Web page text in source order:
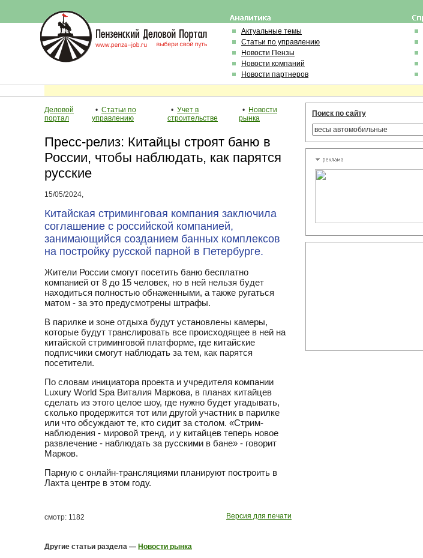
Актуальные темы
Статьи по управлению
Новости Пензы
Новости компаний
Новости партнеров
Деловой
портал
• Статьи по
управлению
• Учет в
строительстве
• Новости
рынка
Пресс-релиз: Китайцы строят баню в
России, чтобы наблюдать, как парятся
русские
15/05/2024,
Китайская стриминговая компания заключила
соглашение с российской компанией,
занимающийся созданием банных комплексов
на постройку русской парной в Петербурге.
Жители России смогут посетить баню бесплатно
компанией от 8 до 15 человек, но в ней нельзя будет
находиться полностью обнаженными, а также ругаться
матом - за это предусмотрены штрафы.
В парилке и зоне отдыха будут установлены камеры,
которые будут транслировать все происходящее в ней на
китайской стриминговой платформе, где китайские
подписчики смогут наблюдать за тем, как парятся
посетители.
По словам инициатора проекта и учредителя компании
Luxury World Spa Виталия Маркова, в планах китайцев
сделать из этого целое шоу, где нужно будет угадывать,
сколько продержится тот или другой участник в парилке
или что обсуждают те, кто сидит за столом. «Стрим-
наблюдения - мировой тренд, и у китайцев теперь новое
развлечение - наблюдать за русскими в бане» - говорит
Марков.
Парную с онлайн-трансляциями планируют построить в
Лахта центре в этом году.
смотр: 1182 Версия для печати
Другие статьи раздела — Новости рынка
Поиск по сайту